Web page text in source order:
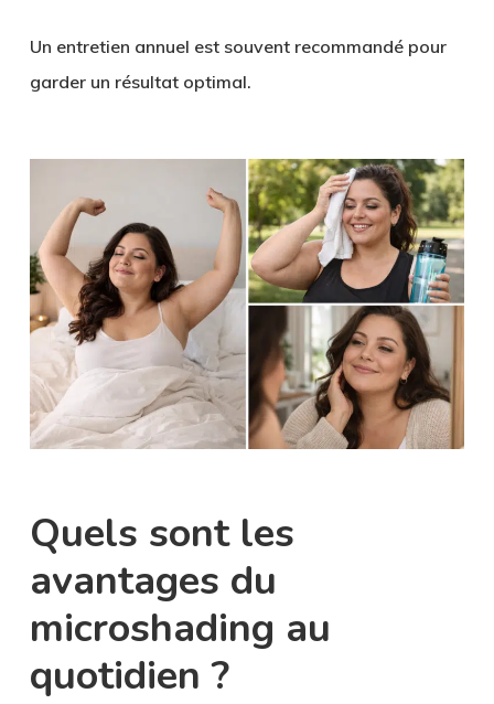
Un entretien annuel est souvent recommandé pour
garder un résultat optimal.
Quels sont les
avantages du
microshading au
quotidien ?